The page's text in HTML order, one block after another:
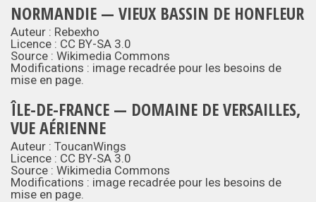
NORMANDIE — VIEUX BASSIN DE HONFLEUR
Auteur : Rebexho
Licence : CC BY-SA 3.0
Source : Wikimedia Commons
Modifications : image recadrée pour les besoins de
mise en page.
ÎLE-DE-FRANCE — DOMAINE DE VERSAILLES,
VUE AÉRIENNE
Auteur : ToucanWings
Licence : CC BY-SA 3.0
Source : Wikimedia Commons
Modifications : image recadrée pour les besoins de
mise en page.